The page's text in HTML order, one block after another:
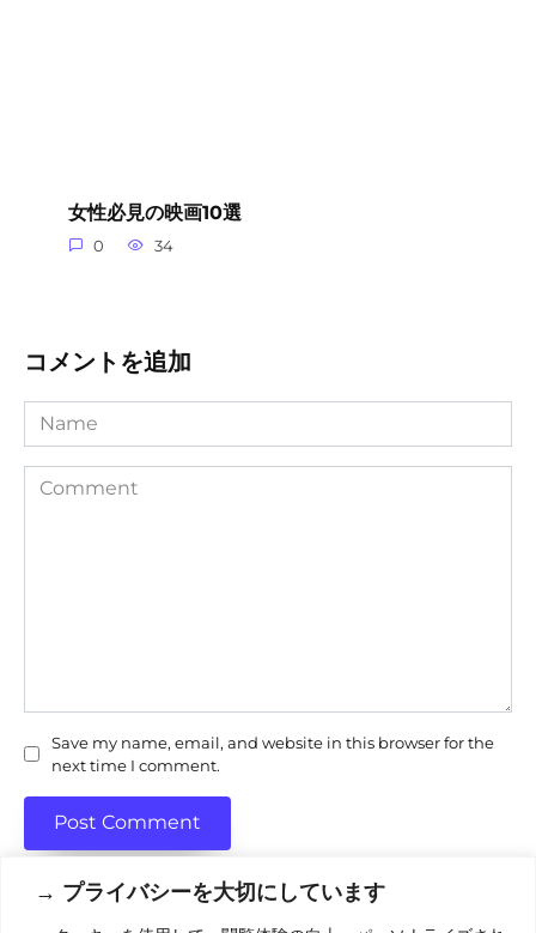
→ プライバシーを大切にしています
女性必見の映画10選
0 34
コメントを追加
Name
Comment
Save my name, email, and website in this browser for the
next time I comment.